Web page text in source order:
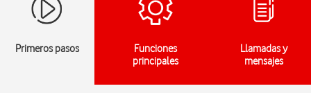
Primeros pasos
Funciones
principales
Llamadas y
mensajes